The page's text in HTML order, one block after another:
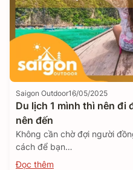
Saigon Outdoor16/05/2025
Du lịch 1 mình thì nên đi
nên đến
Không cần chờ đợi người
cách để bạn…
Đọc thêm